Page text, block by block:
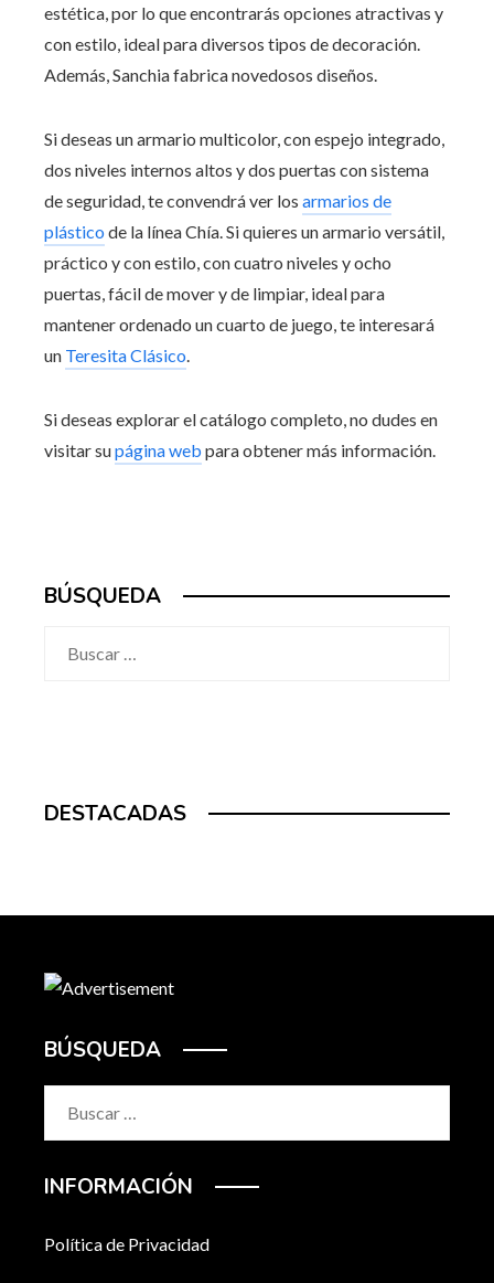
estética, por lo que encontrarás opciones atractivas y
con estilo, ideal para diversos tipos de decoración.
Además, Sanchia fabrica novedosos diseños.
Si deseas un armario multicolor, con espejo integrado,
dos niveles internos altos y dos puertas con sistema
de seguridad, te convendrá ver los armarios de
plástico de la línea Chía. Si quieres un armario versátil,
práctico y con estilo, con cuatro niveles y ocho
puertas, fácil de mover y de limpiar, ideal para
mantener ordenado un cuarto de juego, te interesará
un Teresita Clásico.
Si deseas explorar el catálogo completo, no dudes en
visitar supágina web para obtener más información.
BÚSQUEDA
DESTACADAS
BÚSQUEDA
INFORMACIÓN
Política de Privacidad